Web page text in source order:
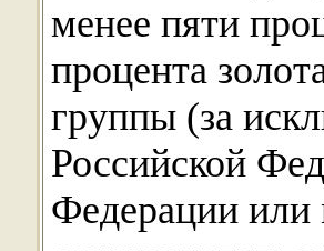
менее пяти
процента
группы (за
Российской
Федерации или